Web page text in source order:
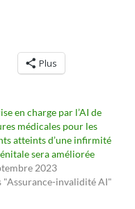
Plus
en charge par l’AI de
médicales pour les
atteints d’une infirmité
sera améliorée
2023
"Assurance-invalidité AI"